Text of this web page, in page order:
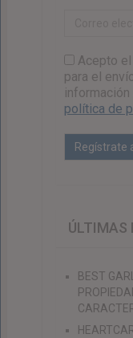
Acepto el
para el
política de
ÚLTIMAS
BEST